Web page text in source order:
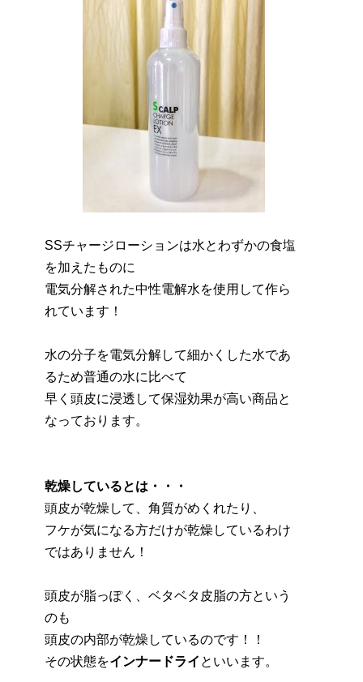
SSチャージローションは水とわずかの食塩
を加えたものに
電気分解された中性電解水を使用して作ら
れています！
水の分子を電気分解して細かくした水であ
るため普通の水に比べて
早く頭皮に浸透して保湿効果が高い商品と
なっております。
乾燥しているとは・・・
頭皮が乾燥して、角質がめくれたり、
フケが気になる方だけが乾燥しているわけ
ではありません！
頭皮が脂っぽく、ベタベタ皮脂の方という
のも
頭皮の内部が乾燥しているのです！！
その状態をインナードライ といいます。